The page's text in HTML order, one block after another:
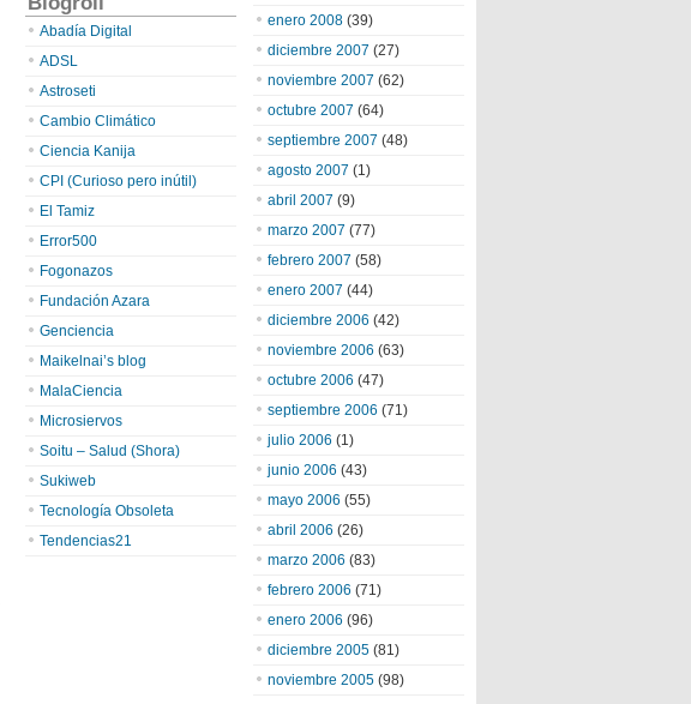
enero 2008 (39)
diciembre 2007 (27)
noviembre 2007 (62)
octubre 2007 (64)
septiembre 2007 (48)
agosto 2007 (1)
abril 2007 (9)
marzo 2007 (77)
febrero 2007 (58)
enero 2007 (44)
diciembre 2006 (42)
noviembre 2006 (63)
octubre 2006 (47)
septiembre 2006 (71)
julio 2006 (1)
junio 2006 (43)
mayo 2006 (55)
abril 2006 (26)
marzo 2006 (83)
febrero 2006 (71)
enero 2006 (96)
diciembre 2005 (81)
noviembre 2005 (98)
Abadía Digital
ADSL
Astroseti
Cambio Climático
Ciencia Kanija
CPI (Curioso pero inútil)
El Tamiz
Error500
Fogonazos
Fundación Azara
Genciencia
Maikelnai’s blog
MalaCiencia
Microsiervos
Soitu – Salud (Shora)
Sukiweb
Tecnología Obsoleta
Tendencias21